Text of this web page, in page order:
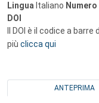
Lingua Italiano
DOI
Il DOI è il codice a
più clicca qui
ANTEPRIMA